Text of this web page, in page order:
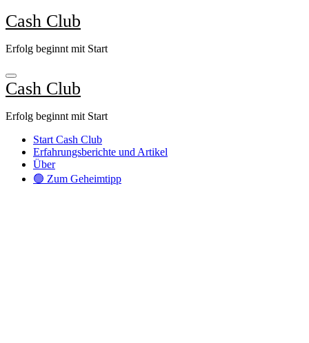
Zum
Inhalt
Cash Club
Erfolg beginnt mit Start
Cash Club
Erfolg beginnt mit Start
Start Cash Club
Erfahrungsberichte und Artikel
Über
🟢 Zum Geheimtipp